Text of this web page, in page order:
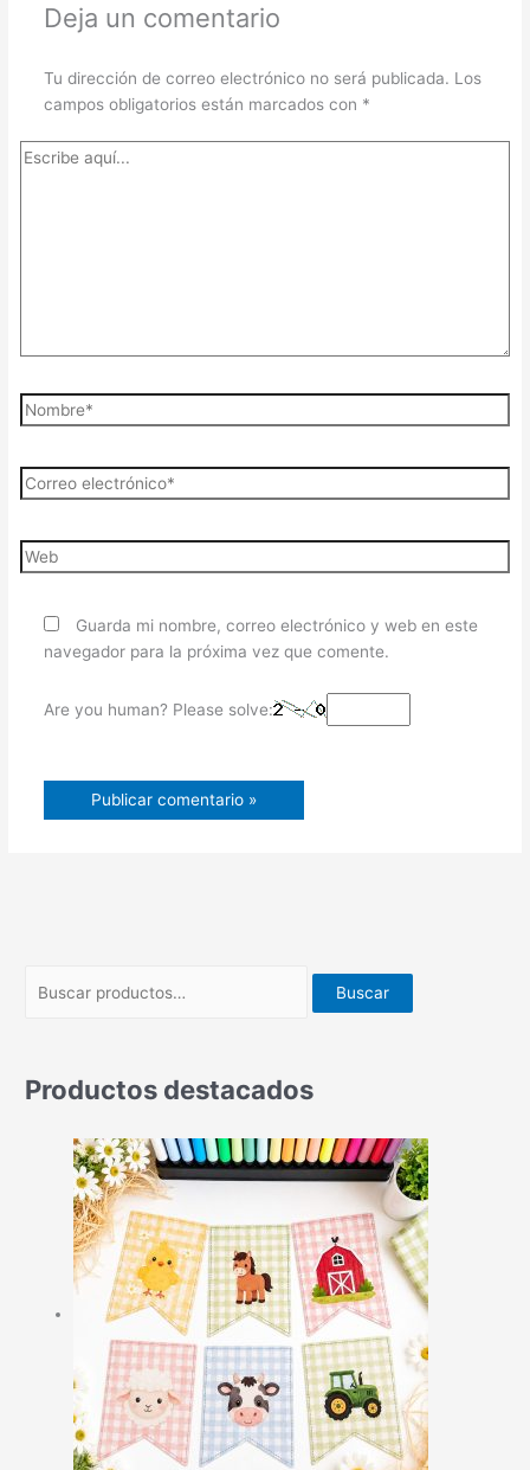
Deja un comentario
Tu dirección de correo electrónico no será publicada. Los
campos obligatorios están marcados con *
Guarda mi nombre, correo electrónico y web en este
navegador para la próxima vez que comente.
Are you human? Please solve:
Buscar
Productos destacados